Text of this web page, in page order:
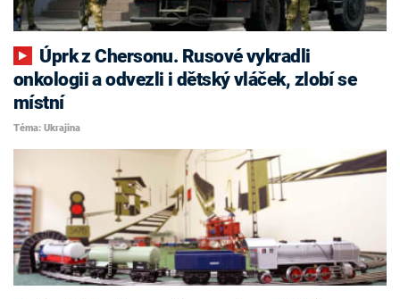
onkologii a odvezli i dětský vláček, zlobí se
místní
Téma: Ukrajina